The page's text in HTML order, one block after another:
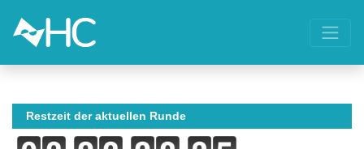
Restzeit der aktuellen Runde